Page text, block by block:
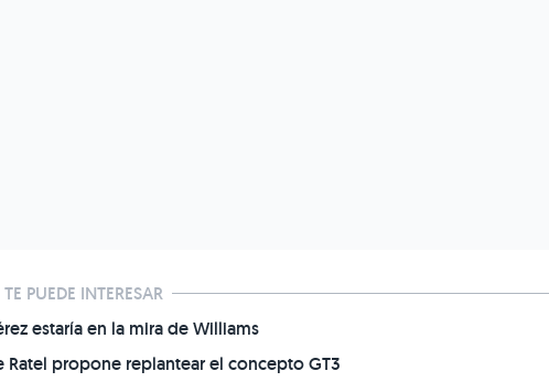
PUEDE INTERESAR
estaría en la mira de Williams
Ratel propone replantear el concepto GT3